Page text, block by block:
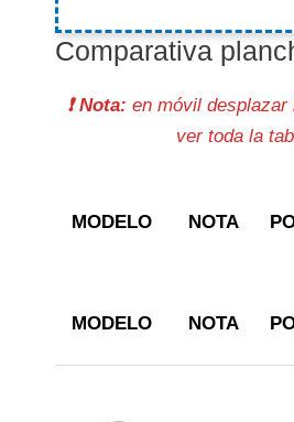
Comparativa
❗ Nota: en móvil desplazar
ver toda la
MODELO NOTA
MODELO NOTA